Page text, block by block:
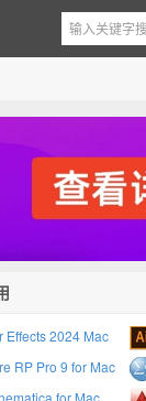
Effects 2024 Mac
RP Pro 9 for Mac
for Mac